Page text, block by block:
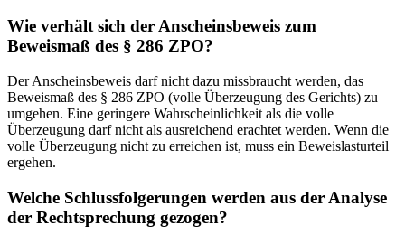
Wie verhält sich der Anscheinsbeweis zum
Beweismaß des § 286 ZPO?
Der Anscheinsbeweis darf nicht dazu missbraucht werden, das
Beweismaß des § 286 ZPO (volle Überzeugung des Gerichts) zu
umgehen. Eine geringere Wahrscheinlichkeit als die volle
Überzeugung darf nicht als ausreichend erachtet werden. Wenn die
volle Überzeugung nicht zu erreichen ist, muss ein Beweislasturteil
ergehen.
Welche Schlussfolgerungen werden aus der Analyse
der Rechtsprechung gezogen?